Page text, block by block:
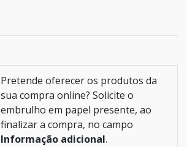
Pretende oferecer os produtos da
sua compra online? Solicite o
embrulho em papel presente, ao
finalizar a compra, no campo
Informação adicional.